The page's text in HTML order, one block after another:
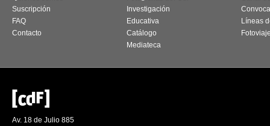
Suscripción
FAQ
Contacto
Investigación
Educativa
Catálogo
Mediateca
Líneas
Av. 18 de Julio 885